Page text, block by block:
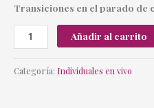
Transiciones en el parado de
Añadir al carrito
Categoría: Individuales en vivo